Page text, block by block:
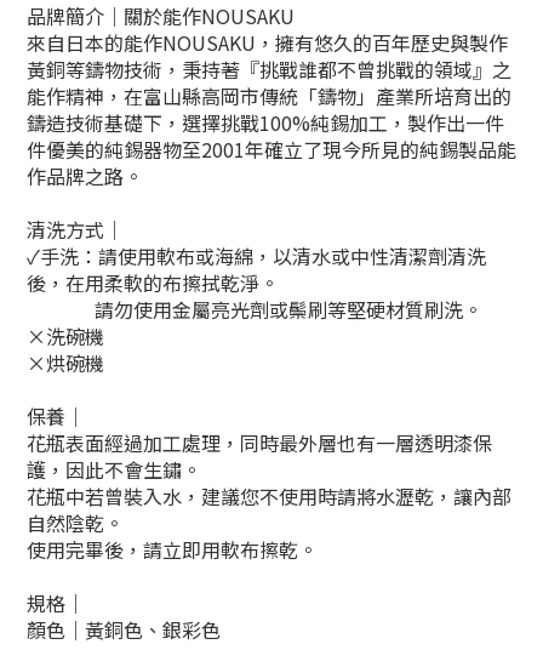
品牌簡介｜關於能作NOUSAKU
來自日本的能作NOUSAKU，擁有悠久的百年歷史與製作
黃銅等鑄物技術，秉持著『挑戰誰都不曾挑戰的領域』之
能作精神，在富山縣高岡市傳統「鑄物」產業所培育出的
鑄造技術基礎下，選擇挑戰100%純錫加工，製作出一件
件優美的純錫器物至2001年確立了現今所見的純錫製品能
作品牌之路。
清洗方式｜
✓手洗：請使用軟布或海綿，以清水或中性清潔劑清洗
後，在用柔軟的布擦拭乾淨。
請勿使用金屬亮光劑或鬃刷等堅硬材質刷洗。
×洗碗機
×烘碗機
保養｜
花瓶表面經過加工處理，同時最外層也有一層透明漆保
護，因此不會生鏽。
花瓶中若曾裝入水，建議您不使用時請將水瀝乾，讓內部
自然陰乾。
使用完畢後，請立即用軟布擦乾。
規格｜
顏色｜黃銅色、銀彩色